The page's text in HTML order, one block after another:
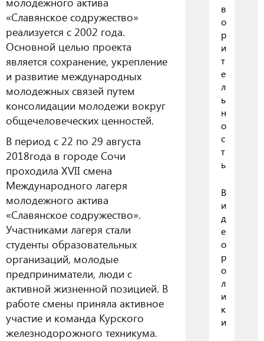
«Славянское содружество»
реализуется с 2002 года.
Основной целью проекта
является сохранение, укрепление
и развитие международных
молодежных связей путем
консолидации молодежи вокруг
общечеловеческих ценностей.
В период с 22 по 29 августа
2018года в городе Сочи
проходила XVII смена
Международного лагеря
молодежного актива
«Славянское содружество».
Участниками лагеря стали
студенты образовательных
организаций, молодые
предприниматели, люди с
активной жизненной позицией. В
работе смены приняла активное
участие и команда Курского
железнодорожного техникума.
в
о
р
и
т
е
л
ь
н
о
с
т
ь
В
и
д
е
о
р
о
л
и
к
и